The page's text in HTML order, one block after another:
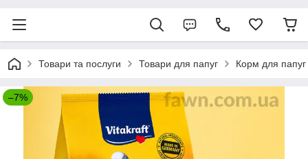
Товари та послуги Товари для папуг Корм для папуг
–7%